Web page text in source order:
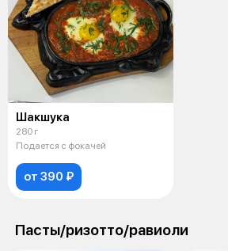
Шакшука
280 г
Подается с фокачей
от 390 ₽
Пасты/ризотто/равиоли